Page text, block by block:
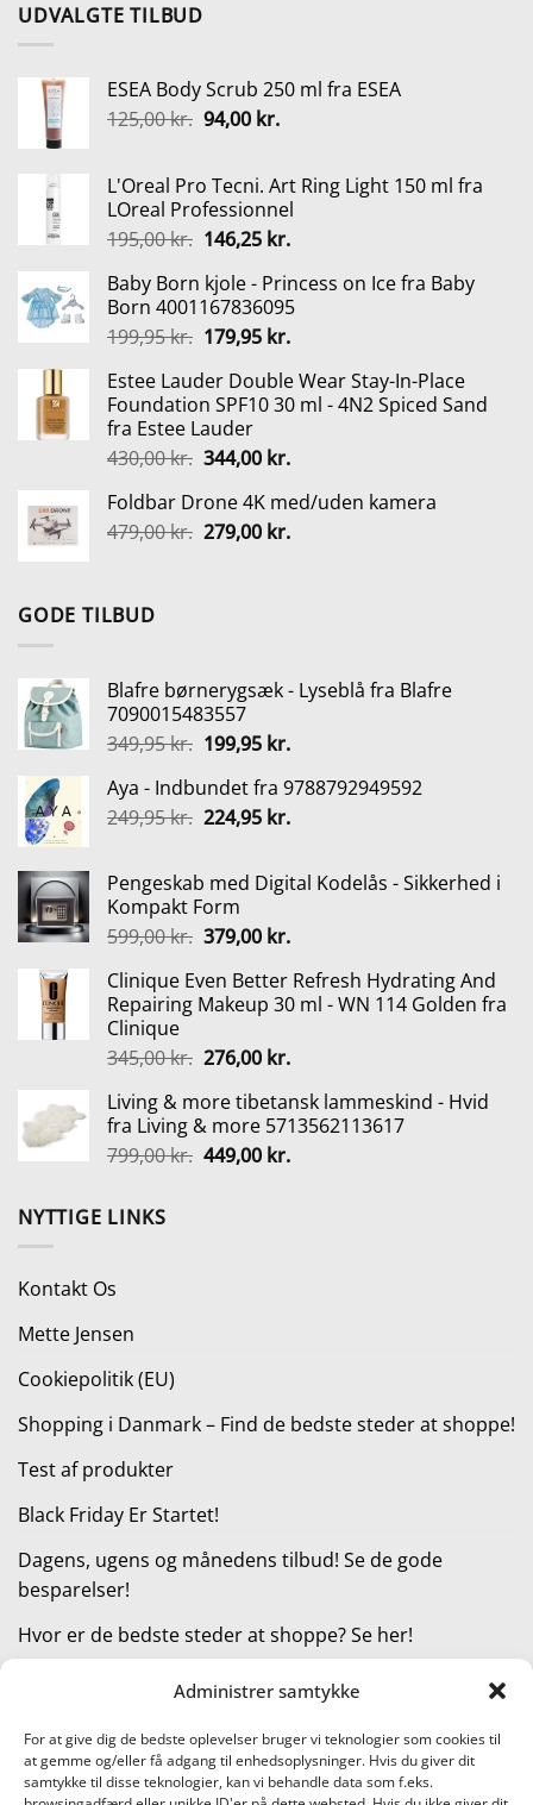
Administrer samtykke
For at give dig de bedste oplevelser bruger vi teknologier som cookies til
at gemme og/eller få adgang til enhedsoplysninger. Hvis du giver dit
samtykke til disse teknologier, kan vi behandle data som f.eks.
UDVALGTE TILBUD
ESEA Body Scrub 250 ml fra ESEA
125,00kr. Den
var:
125,00 kr..
94,00 kr.Den
er:
94,00 kr..
L'Oreal Pro Tecni. Art Ring Light 150 ml fra
LOreal Professionnel
195,00kr. Den
pris
var:
195,00 kr..
146,25 kr.Den
pris
er:
146,25 kr..
Baby Born kjole - Princess on Ice fra Baby
Born 4001167836095
199,95kr. Den
pris
var:
199,95 kr..
179,95 kr.Den
pris
er:
Estee Lauder Double Wear Stay-In-Place
Foundation SPF10 30 ml - 4N2 Spiced Sand
fra Estee Lauder
430,00kr. Den
pris
var:
344,00 kr.Den
pris
er:
Foldbar Drone 4K med/uden kamera
479,00kr. Den
279,00 kr.Den
GODE TILBUD
Blafre børnerygsæk - Lyseblå fra Blafre
7090015483557
349,95kr. Den
pris
var:
199,95 kr.Den
pris
er:
Aya - Indbundet fra 9788792949592
249,95kr. Den
var:
249,95 kr..
224,95 kr.Den
er:
Pengeskab med Digital Kodelås - Sikkerhed i
Kompakt Form
599,00kr. Den
pris
var:
379,00 kr.Den
pris
er:
Clinique Even Better Refresh Hydrating And
Repairing Makeup 30 ml - WN 114 Golden fra
Clinique
345,00kr. Den
pris
var:
345,00 kr..
276,00 kr.Den
pris
er:
276,00 kr..
Living & more tibetansk lammeskind - Hvid
fra Living & more 5713562113617
799,00kr. Den
449,00 kr.Den
NYTTIGE LINKS
Kontakt Os
Mette Jensen
Cookiepolitik (EU)
Shopping i Danmark – Find de bedste steder at shoppe!
Test af produkter
Black Friday Er Startet!
Dagens, ugens og månedens tilbud! Se de gode
besparelser!
Hvor er de bedste steder at shoppe? Se her!
Kategorier